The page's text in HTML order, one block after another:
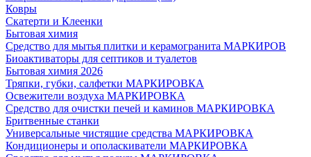
Ковры
Скатерти и Клеенки
Бытовая химия
Средство для мытья плитки и керамогранита МАРКИРОВ
Биоактиваторы для септиков и туалетов
Бытовая химия 2026
Тряпки, губки, салфетки МАРКИРОВКА
Освежители воздуха МАРКИРОВКА
Средство для очистки печей и каминов МАРКИРОВКА
Бритвенные станки
Универсальные чистящие средства МАРКИРОВКА
Кондиционеры и ополаскиватели МАРКИРОВКА